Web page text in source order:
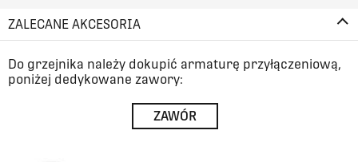
ZALECANE AKCESORIA
Do grzejnika należy dokupić armaturę przyłączeniową,
poniżej dedykowane zawory:
ZAWÓR